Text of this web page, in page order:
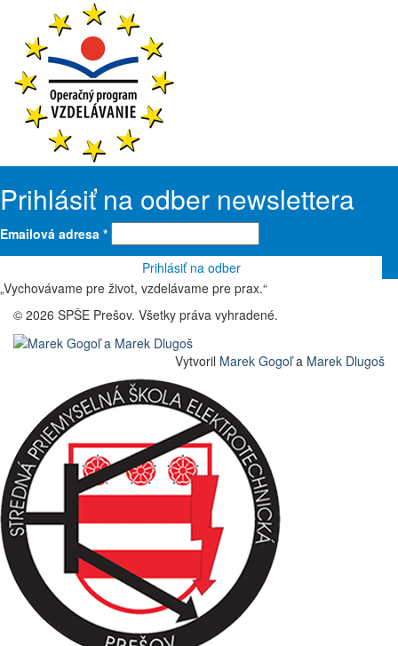
Prihlásiť na odber newslettera
Emailová adresa *
„Vychovávame pre život, vzdelávame pre prax.“
© 2026 SPŠE Prešov. Všetky práva vyhradené.
Vytvoril Marek Gogoľa Marek Dlugoš